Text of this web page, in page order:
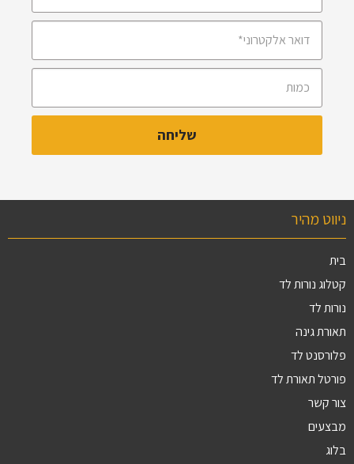
ניווט מהיר
בית
קטלוג נורות לד
נורות לד
תאורת גינה
פלורסנט לד
פורטל תאורת לד
צור קשר
מבצעים
בלוג